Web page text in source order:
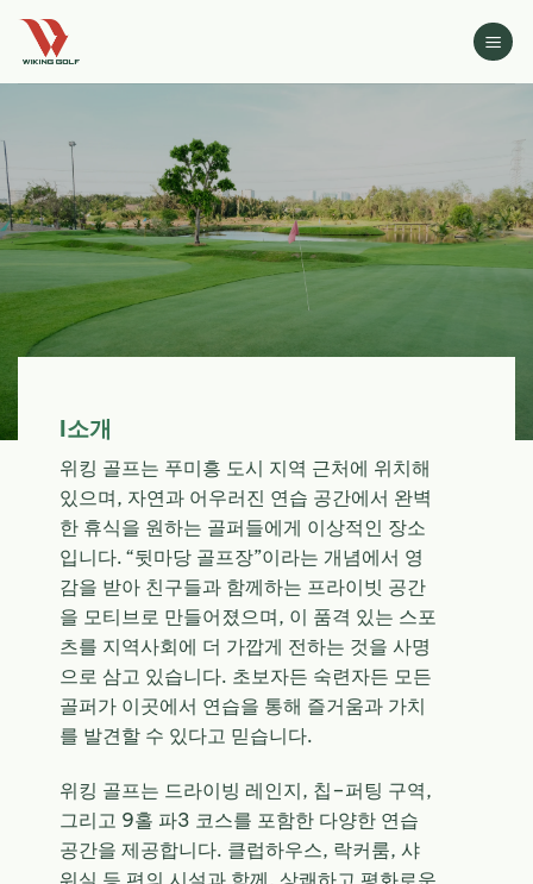
Skip
I소개
위킹 골프는 푸미흥 도시 지역 근처에 위치해
있으며, 자연과 어우러진 연습 공간에서 완벽
한 휴식을 원하는 골퍼들에게 이상적인 장소
입니다. “뒷마당 골프장”이라는 개념에서 영
감을 받아 친구들과 함께하는 프라이빗 공간
을 모티브로 만들어졌으며, 이 품격 있는 스포
츠를 지역사회에 더 가깝게 전하는 것을 사명
으로 삼고 있습니다. 초보자든 숙련자든 모든
골퍼가 이곳에서 연습을 통해 즐거움과 가치
를 발견할 수 있다고 믿습니다.
위킹 골프는 드라이빙 레인지, 칩 –퍼팅 구역,
그리고 9홀 파3 코스를 포함한 다양한 연습
공간을 제공합니다. 클럽하우스, 락커룸, 샤